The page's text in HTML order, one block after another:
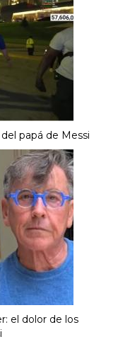
papá de Messi
el dolor de los